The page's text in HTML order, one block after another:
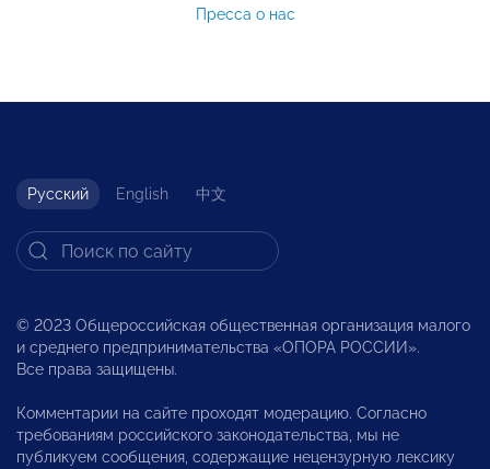
Пресса о нас
Русский English 中文
© 2023 Общероссийская общественная организация малого
и среднего предпринимательства «ОПОРА РОССИИ».
Все права защищены.
Комментарии на сайте проходят модерацию. Согласно
требованиям российского законодательства, мы не
публикуем сообщения, содержащие нецензурную лексику